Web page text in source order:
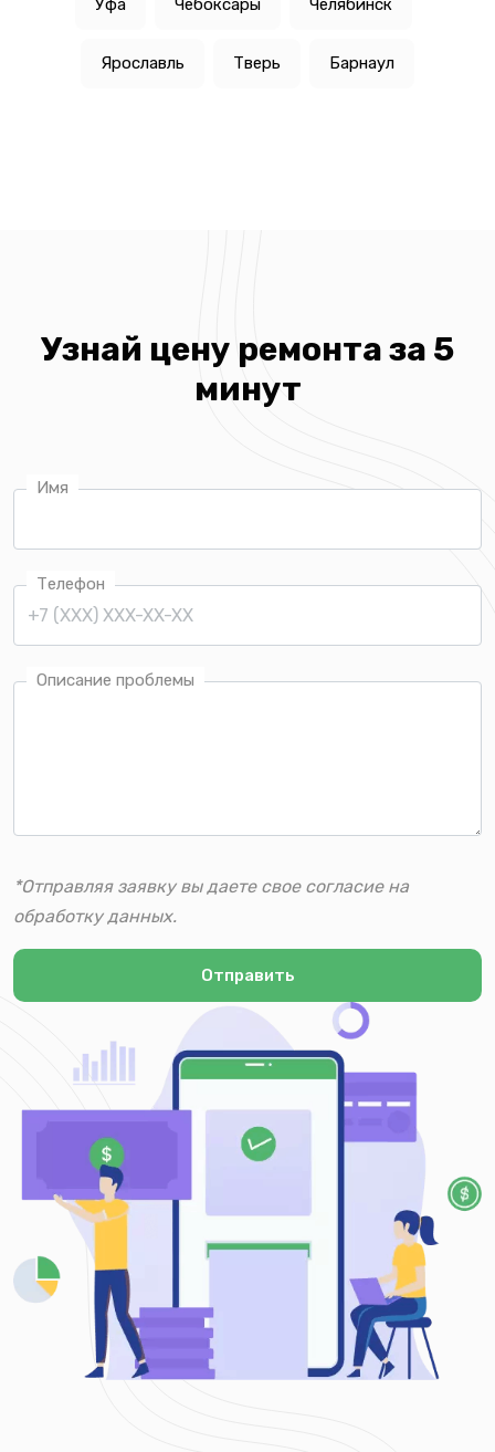
Уфа Чебоксары Челябинск
Ярославль Тверь Барнаул
Узнай цену ремонта за 5
минут
Имя
Телефон
Описание проблемы
*Отправляя заявку вы даете свое согласие на
обработку данных.
Отправить